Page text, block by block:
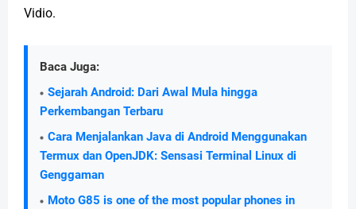
Vidio.
Baca Juga:
Sejarah Android: Dari Awal Mula hingga
Perkembangan Terbaru
Cara Menjalankan Java di Android Menggunakan
Termux dan OpenJDK: Sensasi Terminal Linux di
Genggaman
Moto G85 is one of the most popular phones in